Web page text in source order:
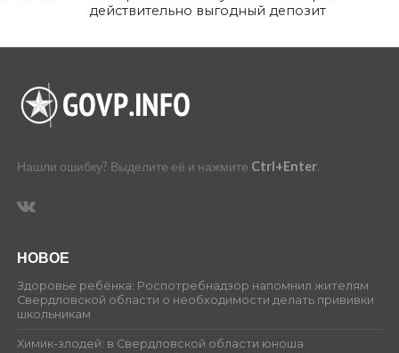
действительно выгодный депозит
Нашли ошибку? Выделите её и нажмите Ctrl+Enter.
НОВОЕ
Здоровье ребёнка: Роспотребнадзор напомнил жителям
Свердловской области о необходимости делать прививки
школьникам
Химик-злодей: в Свердловской области юноша